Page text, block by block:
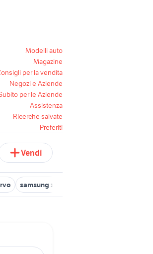
Modelli auto
Magazine
per la vendita
Negozi e Aziende
per le Aziende
Assistenza
Ricerche salvate
Preferiti
Vendi
samsung z flip usato